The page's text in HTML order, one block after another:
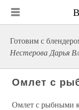
Готовим с
Нестерова Дарья
Омлет с
Омлет с рыбными